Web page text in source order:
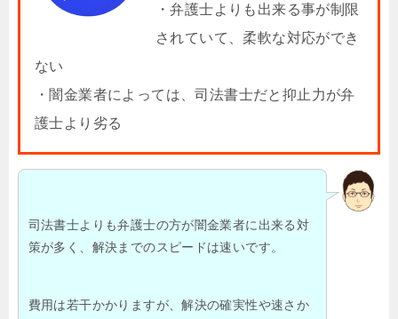
・弁護士よりも出来る事が制限
されていて、柔軟な対応ができ
ない
・闇金業者によっては、司法書士だと抑止力が弁
護士より劣る
司法書士よりも弁護士の方が闇金業者に出来る対
策が多く、解決までのスピードは速いです。
費用は若干かかりますが、解決の確実性や速さか